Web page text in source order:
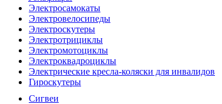
Электросамокаты
Электровелосипеды
Электроскутеры
Электротрициклы
Электромотоциклы
Электроквадроциклы
Электрические кресла-коляски для инвалидов
Гироскутеры
Сигвеи